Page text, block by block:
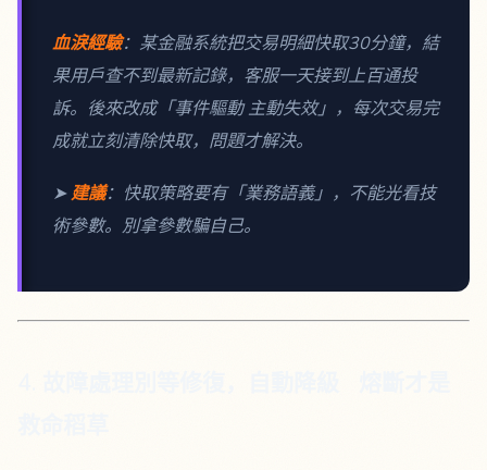
血淚經驗：某金融系統把交易明細快取30分鐘，結
果用戶查不到最新記錄，客服一天接到上百通投
訴。後來改成「事件驅動 主動失效」，每次交易完
成就立刻清除快取，問題才解決。
➤建議：快取策略要有「業務語義」，不能光看技
術參數。別拿參數騙自己。